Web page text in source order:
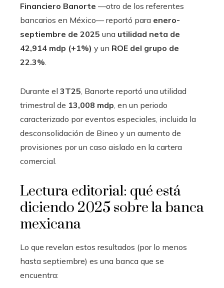
Financiero Banorte —otro de los referentes
bancarios en México— reportó para enero-
septiembre de 2025 una utilidad neta de
42,914 mdp (+1%) y un ROE del grupo de
22.3%.
Durante el 3T25, Banorte reportó una utilidad
trimestral de 13,008 mdp, en un periodo
caracterizado por eventos especiales, incluida la
desconsolidación de Bineo y un aumento de
provisiones por un caso aislado en la cartera
comercial.
Lectura editorial: qué está
diciendo 2025 sobre la banca
mexicana
Lo que revelan estos resultados (por lo menos
hasta septiembre) es una banca que se
encuentra: